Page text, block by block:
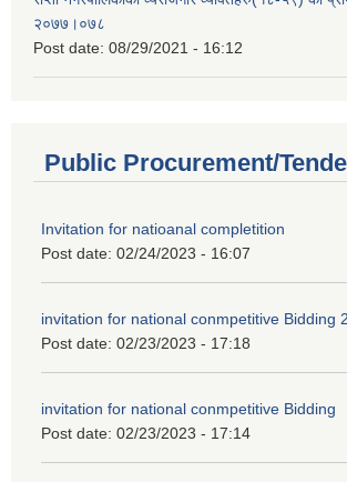
२०७७।०७८
Post date: 08/29/2021 - 16:12
Public Procurement/
Invitation for natioanal completition
Post date: 02/24/2023 - 16:07
invitation for national conmpetitive Bidding
Post date: 02/23/2023 - 17:18
invitation for national conmpetitive Bidding
Post date: 02/23/2023 - 17:14